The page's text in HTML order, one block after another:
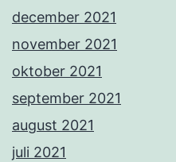
december 2021
november 2021
oktober 2021
september 2021
august 2021
juli 2021